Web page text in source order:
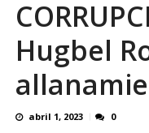
Hugbel
abril 1, 2023 0